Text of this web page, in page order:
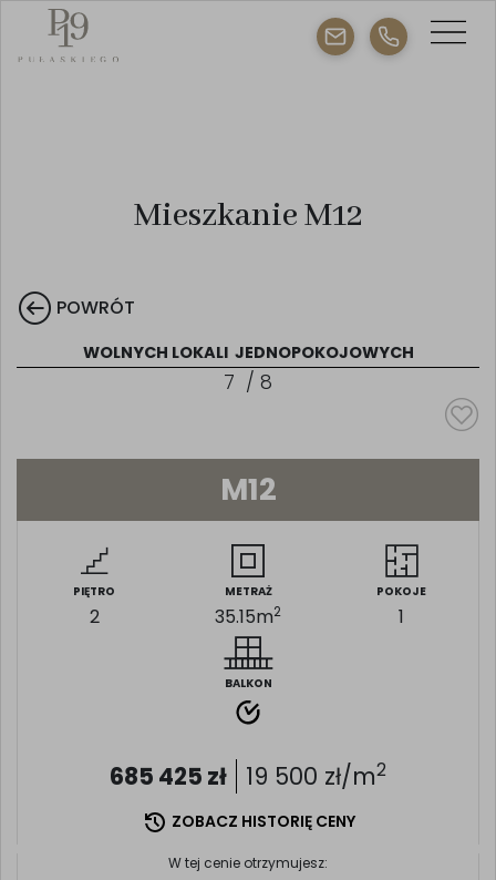
Mieszkanie M12
POWRÓT
WOLNYCH LOKALI JEDNOPOKOJOWYCH
7 / 8
M12
PIĘTRO
2
METRAŻ
35.15m2
POKOJE
1
BALKON
685 425 zł 19 500 zł/m2
ZOBACZ HISTORIĘ CENY
W tej cenie otrzymujesz: